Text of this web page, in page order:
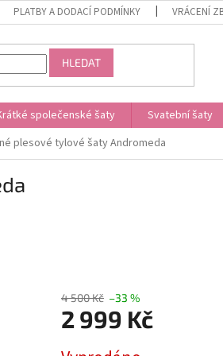
PLATBY A DODACÍ PODMÍNKY VRÁCENÍ
HLEDAT
společenské šaty Svatební šaty
plesové tylové šaty Andromeda
4 500 Kč –33 %
2 999 Kč